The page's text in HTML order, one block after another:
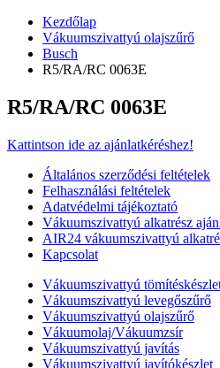
Kezdőlap
Vákuumszivattyú olajszűrő
Busch
R5/RA/RC 0063E
R5/RA/RC 0063E
Kattintson ide az ajánlatkéréshez!
Általános szerződési feltételek
Felhasználási feltételek
Adatvédelmi tájékoztató
Vákuumszivattyú alkatrész
AIR24 vákuumszivattyú
Kapcsolat
Vákuumszivattyú
Vákuumszivattyú levegőszűrő
Vákuumszivattyú olajszűrő
Vákuumolaj/Vákuumzsír
Vákuumszivattyú javítás
Vákuumszivattyú javítókészlet